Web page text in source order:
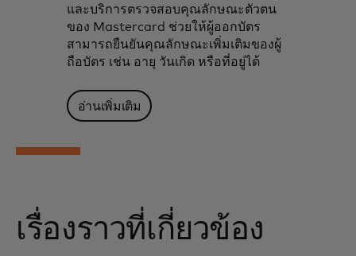
และบริการตรวจสอบคุณลักษณะตัวตน
ของ Mastercard ช่วยให้ผู้ออกบัตร
สามารถยืนยันคุณลักษณะเพิ่มเติมของผู้
ถือบัตร เช่น อายุ วันเกิด หรือที่อยู่ได้
อ่านเพิ่มเติม
เรื่องราวที่เกี่ยวข้อง